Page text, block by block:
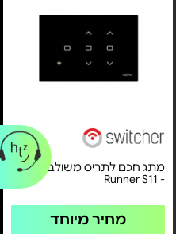
מתג חכם לתריס משולב תאורה
- Runner S11
מחיר מיוחד